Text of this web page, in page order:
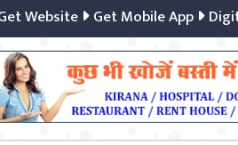
Get Mobile App Digital